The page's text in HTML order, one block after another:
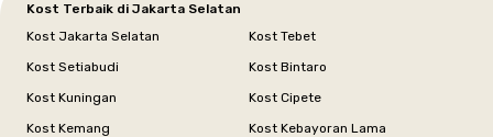
Kost Terbaik di Jakarta Selatan
Kost Jakarta Selatan
Kost Tebet
Kost Setiabudi
Kost Bintaro
Kost Kuningan
Kost Cipete
Kost Kemang
Kost Kebayoran Lama